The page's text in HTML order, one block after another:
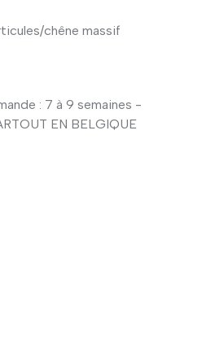
chêne massif
: 7 à 9 semaines -
EN BELGIQUE